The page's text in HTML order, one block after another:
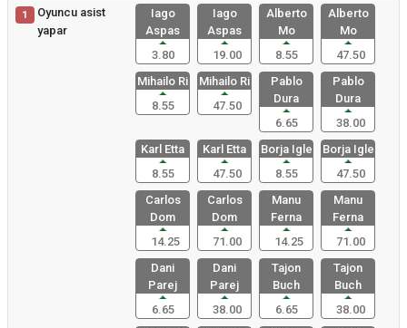
1
Oyuncu asist
yapar
Iago
Aspas
3.80
Iago
Aspas
19.00
Alberto
Mo
8.55
Alberto
Mo
47.50
Mihailo Ri
8.55
Mihailo Ri
47.50
Pablo
Dura
6.65
Pablo
Dura
38.00
Karl Etta
8.55
Karl Etta
47.50
Borja Igle
8.55
Borja Igle
47.50
Carlos
Dom
14.25
Carlos
Dom
71.00
Manu
Ferna
14.25
Manu
Ferna
71.00
Dani
Parej
6.65
Dani
Parej
38.00
Tajon
Buch
6.65
Tajon
Buch
38.00